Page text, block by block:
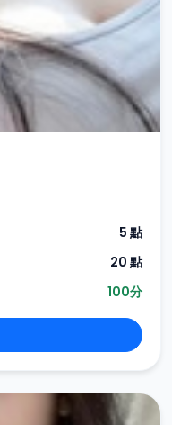
5 點
20 點
100分